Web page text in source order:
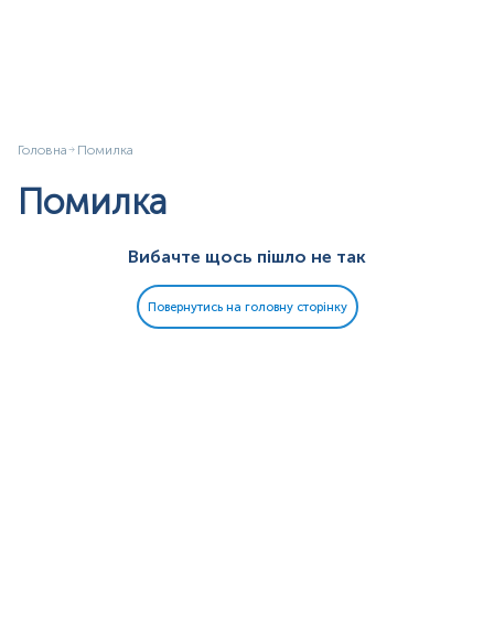
Головна Помилка
Помилка
Вибачте щось пішло не так
Повернутись на головну сторінку